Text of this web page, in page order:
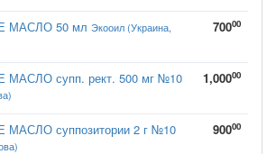
МАСЛО 50 мл Экооил (Украина,
70000
супп. рект. 500 мг №10 1,00000
суппозитории 2 г №10 90000